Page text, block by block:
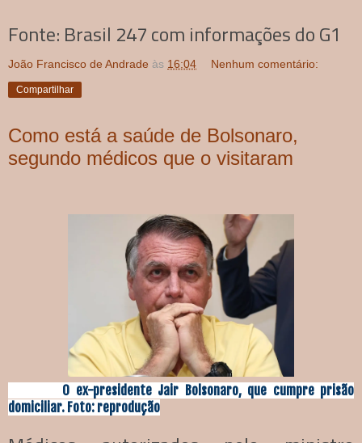
Fonte: Brasil 247 com informações do G1
João Francisco de Andrade às 16:04 Nenhum comentário:
Compartilhar
Como está a saúde de Bolsonaro,
segundo médicos que o visitaram
O ex-presidente Jair Bolsonaro, que cumpre prisão
domiciliar. Foto: reprodução